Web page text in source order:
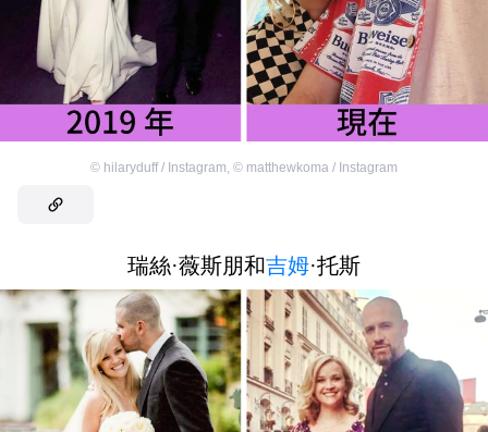
© hilaryduff / Instagram, © matthewkoma / Instagram
瑞絲·薇斯朋和吉姆·托斯